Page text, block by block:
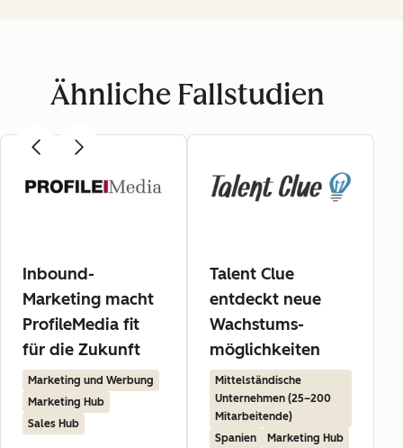
Ähnliche Fallstudien
Inbound-
Marketing macht
ProfileMedia fit
für die Zukunft
Marketing und Werbung
Marketing Hub
Sales Hub
Talent Clue
entdeckt neue
Wachstums-
möglichkeiten
Mittelständische
Unternehmen (25–200
Mitarbeitende)
Spanien
Marketing Hub